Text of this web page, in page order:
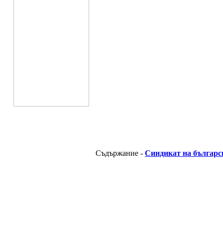
Съдържание - Синдикат на